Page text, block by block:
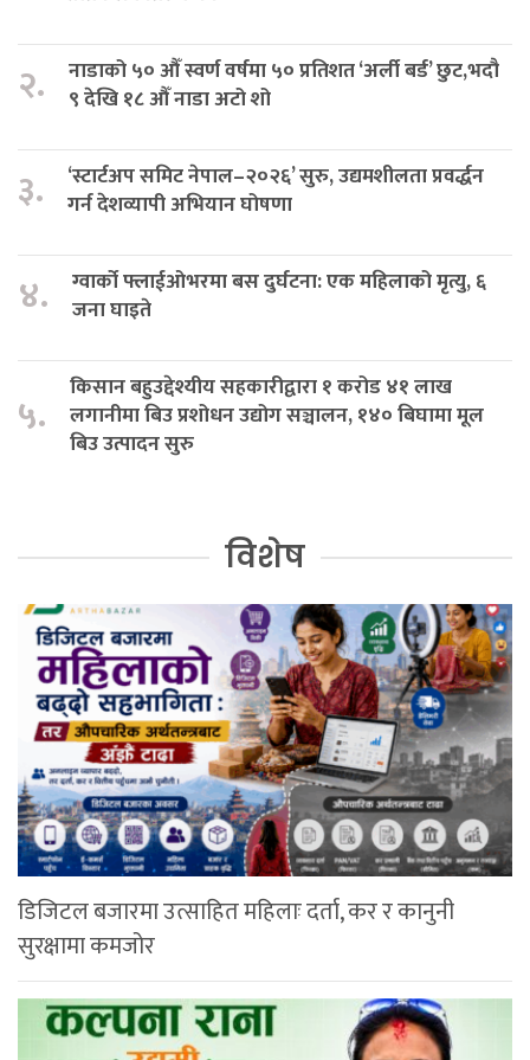
२.
नाडाको ५० औँ स्वर्ण वर्षमा ५० प्रतिशत ‘अर्ली बर्ड’ छुट,भदौ
९ देखि १८ औँ नाडा अटो शो
३.
‘स्टार्टअप समिट नेपाल–२०२६’ सुरु, उद्यमशीलता प्रवर्द्धन
गर्न देशव्यापी अभियान घोषणा
४.
ग्वार्को फ्लाईओभरमा बस दुर्घटना: एक महिलाको मृत्यु, ६
जना घाइते
५.
किसान बहुउद्देश्यीय सहकारीद्वारा १ करोड ४१ लाख
लगानीमा बिउ प्रशोधन उद्योग सञ्चालन, १४० बिघामा मूल
बिउ उत्पादन सुरु
विशेष
डिजिटल बजारमा उत्साहित महिलाः दर्ता, कर र कानुनी
सुरक्षामा कमजोर